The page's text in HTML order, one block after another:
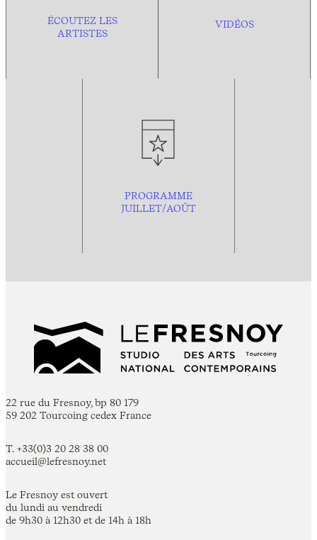
ÉCOUTEZ LES
ARTISTES
VIDÉOS
PROGRAMME
JUILLET/AOÛT
22 rue du Fresnoy, bp 80 179
59 202 Tourcoing cedex France
T. +33(0)3 20 28 38 00
accueil@lefresnoy.net
Le Fresnoy est ouvert
du lundi au vendredi
de 9h30 à 12h30 et de 14h à 18h